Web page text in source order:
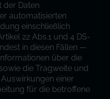
der Daten
automatisierten
einschließlich
22 Abs.1 und 4 DS-
in diesen Fällen —
über die
die Tragweite und
einer
für die betroffene